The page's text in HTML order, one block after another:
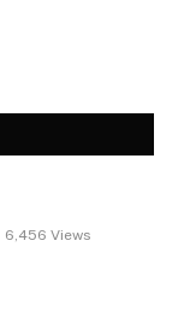
6,456 Views